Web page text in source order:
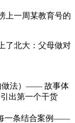
上一周某教育号的
了北大：父母做对
做法）—— 故事体
出第一个干货
一条结合案例——